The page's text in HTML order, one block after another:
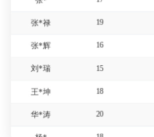
张*禄
张*辉
刘*瑞
王*坤
华*涛
杨*